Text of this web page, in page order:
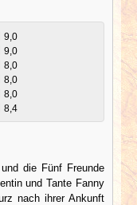
9,0
9,0
8,0
8,0
8,0
8,4
die Fünf Freunde
und Tante Fanny
nach ihrer Ankunft